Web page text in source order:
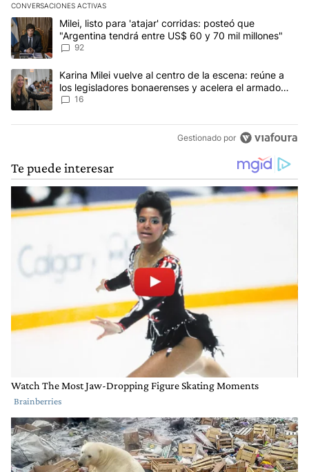
CONVERSACIONES ACTIVAS
Este listado muestra los artículos con más comentarios en los
Un artículo de tendencia con el título "Milei, listo para 'atajar'
Milei, listo para 'atajar' corridas: posteó que
"Argentina tendrá entre US$ 60 y 70 mil millones"
92
Un artículo de tendencia con el título "Karina Milei vuelve al
Karina Milei vuelve al centro de la escena: reúne a
los legisladores bonaerenses y acelera el armado
para 2027
16
Gestionado por